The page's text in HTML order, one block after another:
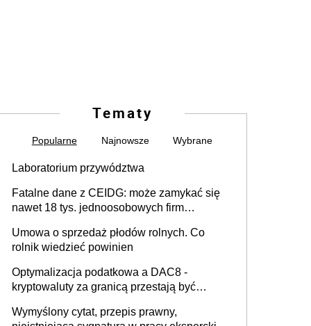
Tematy
Popularne Najnowsze Wybrane
Laboratorium przywództwa
Fatalne dane z CEIDG: może zamykać się
nawet 18 tys. jednoosobowych firm
Umowa o sprzedaż płodów rolnych. Co
rolnik wiedzieć powinien
Optymalizacja podatkowa a DAC8 -
kryptowaluty za granicą przestają być
Wymyślony cytat, przepis prawny,